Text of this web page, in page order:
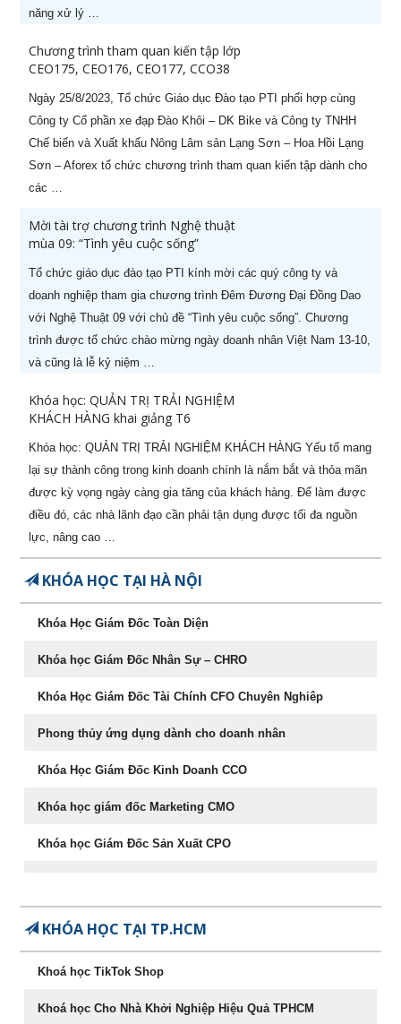
năng xử lý …
Chương trình tham quan kiến tập lớp
CEO175, CEO176, CEO177, CCO38
Ngày 25/8/2023, Tổ chức Giáo dục Đào tạo PTI phối hợp cùng
Công ty Cổ phần xe đạp Đào Khôi – DK Bike và Công ty TNHH
Chế biến và Xuất khẩu Nông Lâm sản Lạng Sơn – Hoa Hồi Lạng
Sơn – Aforex tổ chức chương trình tham quan kiến tập dành cho
các …
Mời tài trợ chương trình Nghệ thuật
mùa 09: “Tình yêu cuộc sống”
Tổ chức giáo dục đào tạo PTI kính mời các quý công ty và
doanh nghiệp tham gia chương trình Đêm Đương Đại Đồng Dao
với Nghệ Thuật 09 với chủ đề “Tình yêu cuộc sống”. Chương
trình được tổ chức chào mừng ngày doanh nhân Việt Nam 13-10,
và cũng là lễ kỷ niệm …
Khóa học: QUẢN TRỊ TRẢI NGHIỆM
KHÁCH HÀNG khai giảng T6
Khóa học: QUẢN TRỊ TRẢI NGHIỆM KHÁCH HÀNG Yếu tố mang
lại sự thành công trong kinh doanh chính là nắm bắt và thỏa mãn
được kỳ vọng ngày càng gia tăng của khách hàng. Để làm được
điều đó, các nhà lãnh đạo cần phải tận dụng được tối đa nguồn
lực, nâng cao …
KHÓA HỌC TẠI HÀ NỘI
Khóa Học Giám Đốc Toàn Diện
Khóa học Giám Đốc Nhân Sự – CHRO
Khóa Học Giám Đốc Tài Chính CFO Chuyên Nghiêp
Phong thủy ứng dụng dành cho doanh nhân
Khóa Học Giám Đốc Kinh Doanh CCO
Khóa học giám đốc Marketing CMO
Khóa học Giám Đốc Sản Xuất CPO
Chuyên Khảo Chiến Lược Dẫn Đầu Trong Kinh Doanh
Chuyên Khảo Dụng Nhân Như Dụng Mộc
KHÓA HỌC TẠI TP.HCM
Khoá học TikTok Shop
Khoá học Cho Nhà Khởi Nghiệp Hiệu Quả TPHCM
Hành chuyên nghiệp (-60%)
doanh chuyên nghiệp (-60%)
4
Khoá học CFO – Giám đốc Tài
chính chuyên nghiệp
24/08/2026
nghiệp (-50%)
chuyên nghiệp (-50%)
7
Khoá học Nghệ thuật thương
lượng & đàm phán (-50%)
06/08/2026
8
hiệu quả (-50%)
Giám Đốc Điều Hành chuyên
nghiệp (-50% còn 5.400.000đ)
10
[ZOOM ONLINE] Khoá học
14/09/2026
087.947.3579